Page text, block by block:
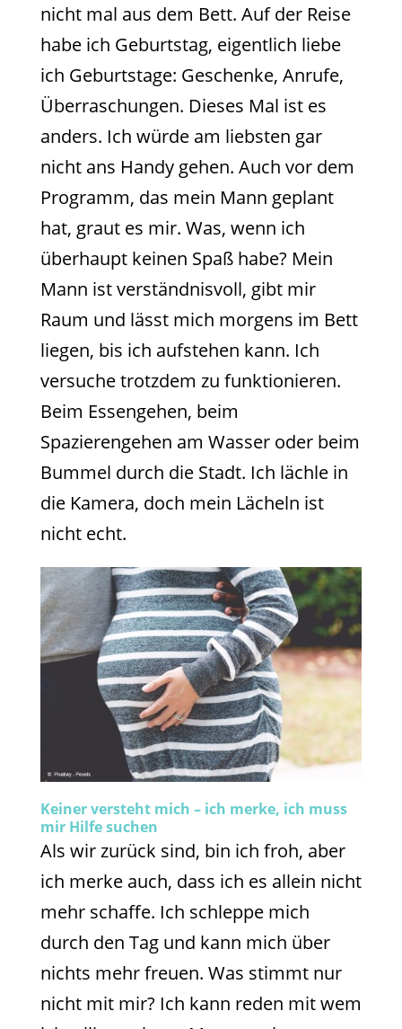
nicht mal aus dem Bett. Auf der Reise
habe ich Geburtstag, eigentlich liebe
ich Geburtstage: Geschenke, Anrufe,
Überraschungen. Dieses Mal ist es
anders. Ich würde am liebsten gar
nicht ans Handy gehen. Auch vor dem
Programm, das mein Mann geplant
hat, graut es mir. Was, wenn ich
überhaupt keinen Spaß habe? Mein
Mann ist verständnisvoll, gibt mir
Raum und lässt mich morgens im Bett
liegen, bis ich aufstehen kann. Ich
versuche trotzdem zu funktionieren.
Beim Essengehen, beim
Spazierengehen am Wasser oder beim
Bummel durch die Stadt. Ich lächle in
die Kamera, doch mein Lächeln ist
nicht echt.
Keiner versteht mich – ich merke, ich muss
mir Hilfe suchen
Als wir zurück sind, bin ich froh, aber
ich merke auch, dass ich es allein nicht
mehr schaffe. Ich schleppe mich
durch den Tag und kann mich über
nichts mehr freuen. Was stimmt nur
nicht mit mir? Ich kann reden mit wem